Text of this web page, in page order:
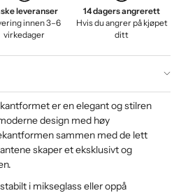
leveranser
innen 3–6
virkedager
14 dagers angrerett
Hvis du angrer på kjøpet
ditt
er en elegant og stilren
design med høy
sammen med de lett
skaper et eksklusivt og
i mikseglass eller oppå